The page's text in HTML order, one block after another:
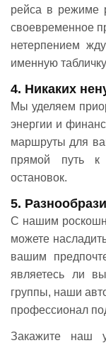
рейса в режиме
своевременное
нетерпением
именную
4. Никаких
Мы уделяем
энергии и
маршруты для
прямой путь к
остановок.
5.
С нашим
можете
вашим
являетесь ли
группы, наши
профессионал
Закажите наш